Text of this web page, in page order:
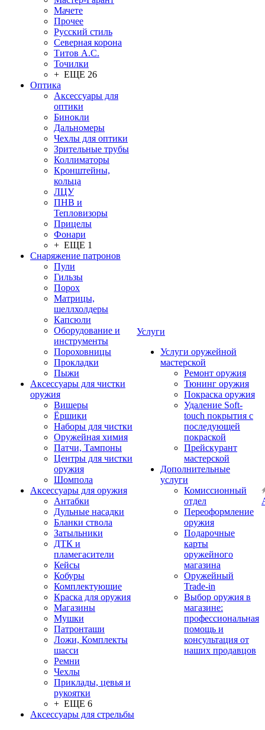
Мачете
Прочее
Русский стиль
Северная корона
Титов А.С.
Точилки
+ ЕЩЕ 26
Оптика
Аксессуары для
оптики
Бинокли
Дальномеры
Чехлы для оптики
Зрительные трубы
Коллиматоры
Кронштейны,
кольца
ЛЦУ
ПНВ и
Тепловизоры
Прицелы
Фонари
+ ЕЩЕ 1
Снаряжение патронов
Пули
Гильзы
Порох
Матрицы,
шеллхолдеры
Капсюли
Оборудование и
инструменты
Пороховницы
Прокладки
Пыжи
Аксессуары для чистки
оружия
Вишеры
Ёршики
Наборы для чистки
Оружейная химия
Патчи, Тампоны
Центры для чистки
оружия
Шомпола
Аксессуары для оружия
Антабки
Дульные насадки
Бланки ствола
Затыльники
ДТК и
пламегасители
Кейсы
Кобуры
Комплектующие
Краска для оружия
Магазины
Мушки
Патронташи
Ложи, Комплекты
шасси
Ремни
Чехлы
Приклады, цевья и
рукоятки
+ ЕЩЕ 6
Аксессуары для стрельбы
Услуги
Услуги оружейной
мастерской
Ремонт оружия
Тюнинг оружия
Покраска оружия
Удаление Soft-
touch покрытия с
последующей
покраской
Прейскурант
мастерской
Дополнительные
услуги
Комиссионный
отдел
Переоформление
оружия
Подарочные
карты
оружейного
магазина
Оружейный
Trade-in
Выбор оружия в
магазине:
профессиональная
помощь и
консультация от
наших продавцов